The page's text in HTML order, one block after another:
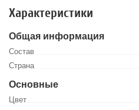
Характеристики
Общая информация
Состав
Страна
Основные
Цвет